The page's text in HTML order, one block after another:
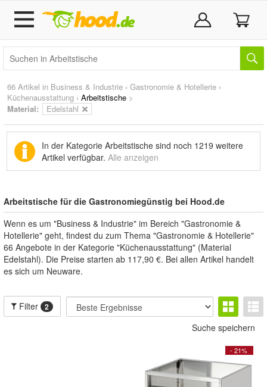
66 Artikel in Business & Industrie › Gastronomie & Hotellerie ›
Küchenausstattung › Arbeitstische >
Material:
Edelstahl
In der Kategorie Arbeitstische sind noch 1219 weitere
Artikel verfügbar. Alle anzeigen
Arbeitstische für die Gastronomiegünstig bei Hood.de
Wenn es um "Business & Industrie" im Bereich "Gastronomie &
Hotellerie" geht, findest du zum Thema "Gastronomie & Hotellerie"
66 Angebote in der Kategorie "Küchenausstattung" (Material
Edelstahl). Die Preise starten ab 117,90 €. Bei allen Artikel handelt
es sich um Neuware.
Filter 2
Suche speichern
- 21%